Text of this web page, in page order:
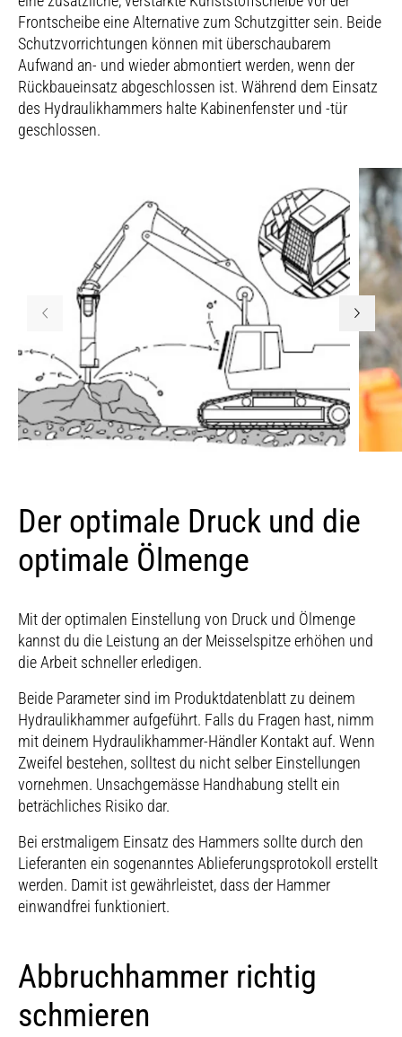
Frontscheibe eine Alternative zum Schutzgitter sein. Beide
Schutzvorrichtungen können mit überschaubarem
Aufwand an- und wieder abmontiert werden, wenn der
Rückbaueinsatz abgeschlossen ist. Während dem Einsatz
des Hydraulikhammers halte Kabinenfenster und -tür
geschlossen.
Der optimale Druck und die
optimale Ölmenge
Mit der optimalen Einstellung von Druck und Ölmenge
kannst du die Leistung an der Meisselspitze erhöhen und
die Arbeit schneller erledigen.
Beide Parameter sind im Produktdatenblatt zu deinem
Hydraulikhammer aufgeführt. Falls du Fragen hast, nimm
mit deinem Hydraulikhammer-Händler Kontakt auf. Wenn
Zweifel bestehen, solltest du nicht selber Einstellungen
vornehmen. Unsachgemässe Handhabung stellt ein
beträchliches Risiko dar.
Bei erstmaligem Einsatz des Hammers sollte durch den
Lieferanten ein sogenanntes Ablieferungsprotokoll erstellt
werden. Damit ist gewährleistet, dass der Hammer
einwandfrei funktioniert.
Abbruchhammer richtig
schmieren